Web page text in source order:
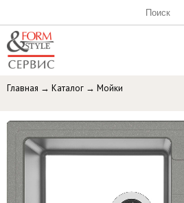
Главная → Каталог → Мойки